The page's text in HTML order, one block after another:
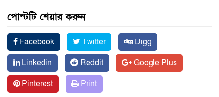
পোস্টটি শেয়ার করুন
Facebook Twitter
Digg
Linkedin
Reddit
Google Plus
Pinterest
Print